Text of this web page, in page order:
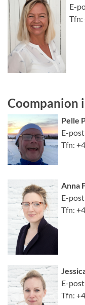
E-
Tfn:
Coompanion
Pelle
E-
Tfn:
Anna
E-
Tfn:
E-
Tfn: